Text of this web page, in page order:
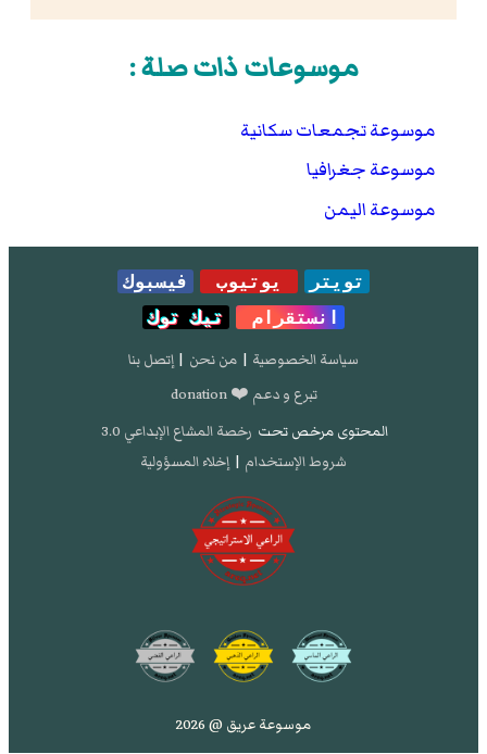
موسوعات ذات صلة :
موسوعة تجمعات سكانية
موسوعة جغرافيا
موسوعة اليمن
تويتر يوتيوب
فيسبوك
انستقرام
تيك توك
سياسة الخصوصية | من نحن | إتصل بنا
تبرع و دعم ❤️ donation
المحتوى مرخص تحت رخصة المشاع الإبداعي 3.0
شروط الإستخدام | إخلاء المسؤولية
موسوعة عريق @ 2026